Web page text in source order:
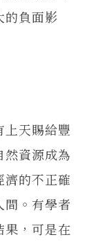
的負面影
上天賜給豐
然資源成為
濟的不正確
。有學者
，可是在